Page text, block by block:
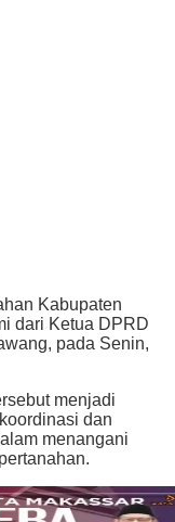
Kabupaten
dari Ketua DPRD
, pada Senin,
menjadi
dan
menangani